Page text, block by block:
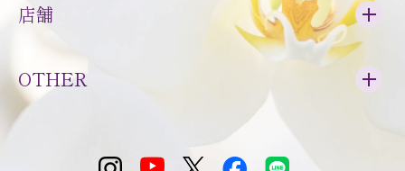
店舗
OTHER